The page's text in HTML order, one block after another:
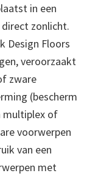
in een
zonlicht.
Design Floors
veroorzaakt
zware
(bescherm
multiplex of
voorwerpen
van een
met